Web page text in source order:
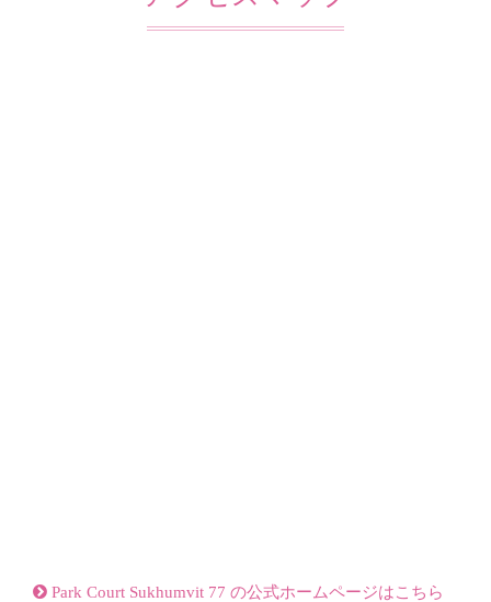
Park Court Sukhumvit 77 の公式ホームページはこちら